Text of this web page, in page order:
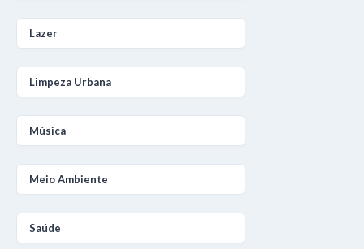
Lazer
Limpeza Urbana
Música
Meio Ambiente
Saúde